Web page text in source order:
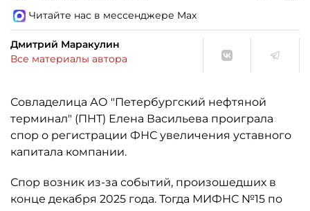
Читайте нас в мессенджере Max
Дмитрий Маракулин
Все материалы автора
Совладелица АО "Петербургский нефтяной
терминал" (ПНТ) Елена Васильева проиграла
спор о регистрации ФНС увеличения уставного
капитала компании.
Спор возник из-за событий, произошедших в
конце декабря 2025 года. Тогда МИФНС №15 по